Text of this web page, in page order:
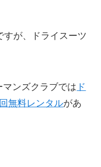
すが、ドライスーツ
ンズクラブでは ド
無料レンタルがあ